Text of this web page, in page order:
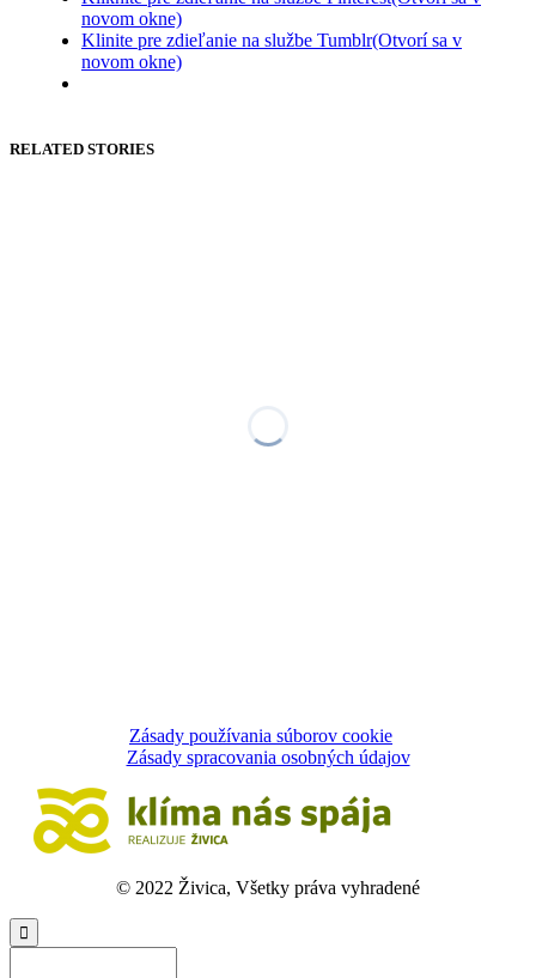
novom okne)
Klinite pre zdieľanie na službe Tumblr(Otvorí sa v
novom okne)
RELATED STORIES
Zásady používania súborov cookie
Zásady spracovania osobných údajov
© 2022 Živica, Všetky práva vyhradené
